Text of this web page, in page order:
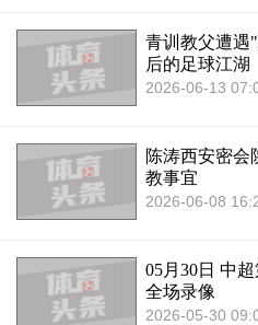
青训教父遭遇
后的足球江湖
2026-06-13
陈涛西安密会
教事宜
2026-06-08
05月30日 中
全场录像
2026-05-30